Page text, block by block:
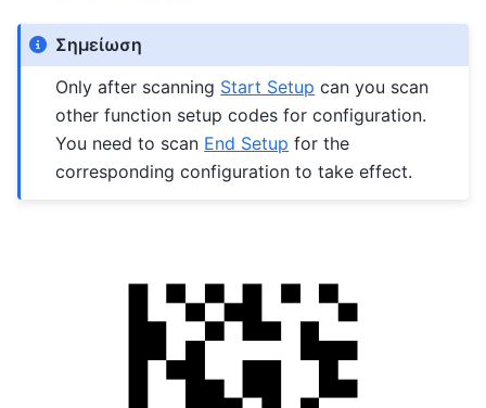
Σημείωση
Only after scanning Start Setup can you scan
other function setup codes for configuration.
You need to scan End Setup for the
corresponding configuration to take effect.